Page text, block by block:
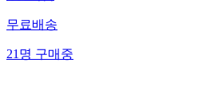
무료배송
21명구매중